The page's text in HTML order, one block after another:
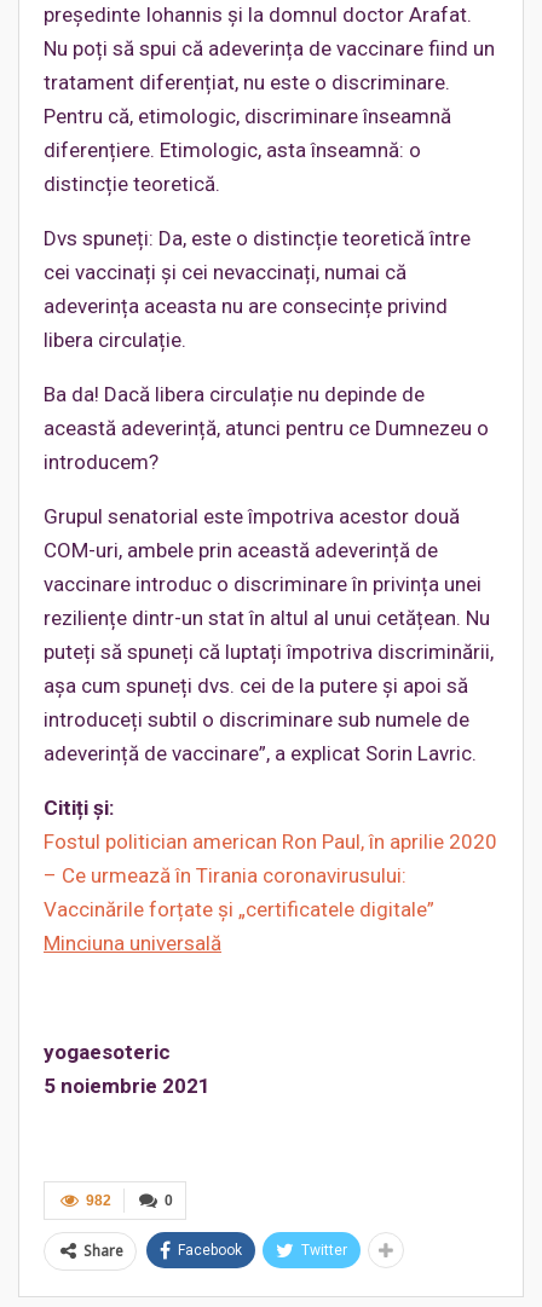
președinte Iohannis și la domnul doctor Arafat.
Nu poți să spui că adeverința de vaccinare fiind un
tratament diferențiat, nu este o discriminare.
Pentru că, etimologic, discriminare înseamnă
diferențiere. Etimologic, asta înseamnă: o
distincție teoretică.
Dvs spuneți: Da, este o distincție teoretică între
cei vaccinați și cei nevaccinați, numai că
adeverința aceasta nu are consecințe privind
libera circulație.
Ba da! Dacă libera circulație nu depinde de
această adeverință, atunci pentru ce Dumnezeu o
introducem?
Grupul senatorial este împotriva acestor două
COM-uri, ambele prin această adeverință de
vaccinare introduc o discriminare în privința unei
reziliențe dintr-un stat în altul al unui cetățean. Nu
puteți să spuneți că luptați împotriva discriminării,
așa cum spuneți dvs. cei de la putere și apoi să
introduceți subtil o discriminare sub numele de
adeverință de vaccinare”, a explicat Sorin Lavric.
Citiți și:
Fostul politician american Ron Paul, în aprilie 2020
– Ce urmează în Tirania coronavirusului:
Vaccinările forțate și „certificatele digitale”
Minciuna universală
yogaesoteric
5 noiembrie 2021
0
982
Share Facebook Twitter